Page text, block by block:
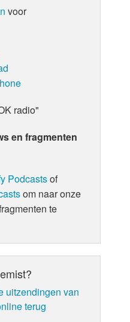
voor
radio"
en fragmenten
Podcastsof
om naar onze
te
uit­zen­din­gen van
terug